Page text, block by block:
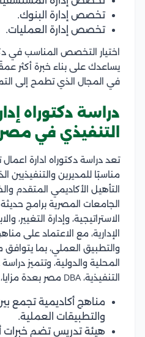
تخصص إدارة البنوك.
تخصص إدارة العمليات.
اختيار التخصص المناسب في
يساعدك على بناء خبرة أكثر
في المجال الذي تطمح إلى
دراسة دكتوراه
التنفيذي في مصر
تعد دراسة دكتوراه ادارة
مناسبًا للمديرين والتنفيذيين
التأهيل الأكاديمي المتقدم
الجامعات المصرية برامج حديثة
الاستراتيجية، وإدارة التغيير،
الإدارية، مع الاعتماد على
والتطبيق العملي، بما
المحلية والدولية، وتتميز
التنفيذية، DBA مصر بعدة مزايا، من أبرزها:
مناهج أكاديمية تجمع
والتطبيقات العملية.
هيئة تدريس تضم خبرات